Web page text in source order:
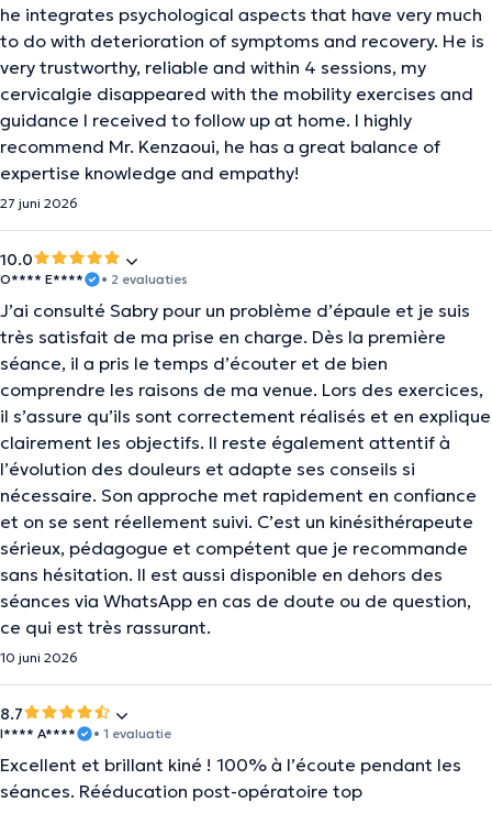
he integrates psychological aspects that have very much
to do with deterioration of symptoms and recovery. He is
very trustworthy, reliable and within 4 sessions, my
cervicalgie disappeared with the mobility exercises and
guidance I received to follow up at home. I highly
recommend Mr. Kenzaoui, he has a great balance of
expertise knowledge and empathy!
27 juni 2026
10.0
O**** E**** • 2 evaluaties
J’ai consulté Sabry pour un problème d’épaule et je suis
très satisfait de ma prise en charge. Dès la première
séance, il a pris le temps d’écouter et de bien
comprendre les raisons de ma venue. Lors des exercices,
il s’assure qu’ils sont correctement réalisés et en explique
clairement les objectifs. Il reste également attentif à
l’évolution des douleurs et adapte ses conseils si
nécessaire. Son approche met rapidement en confiance
et on se sent réellement suivi. C’est un kinésithérapeute
sérieux, pédagogue et compétent que je recommande
sans hésitation. Il est aussi disponible en dehors des
séances via WhatsApp en cas de doute ou de question,
ce qui est très rassurant.
10 juni 2026
8.7
I**** A**** • 1 evaluatie
Excellent et brillant kiné ! 100% à l’écoute pendant les
séances. Rééducation post-opératoire top